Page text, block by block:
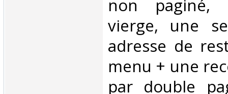
non paginé,
vierge, une
adresse de
menu + une
par double